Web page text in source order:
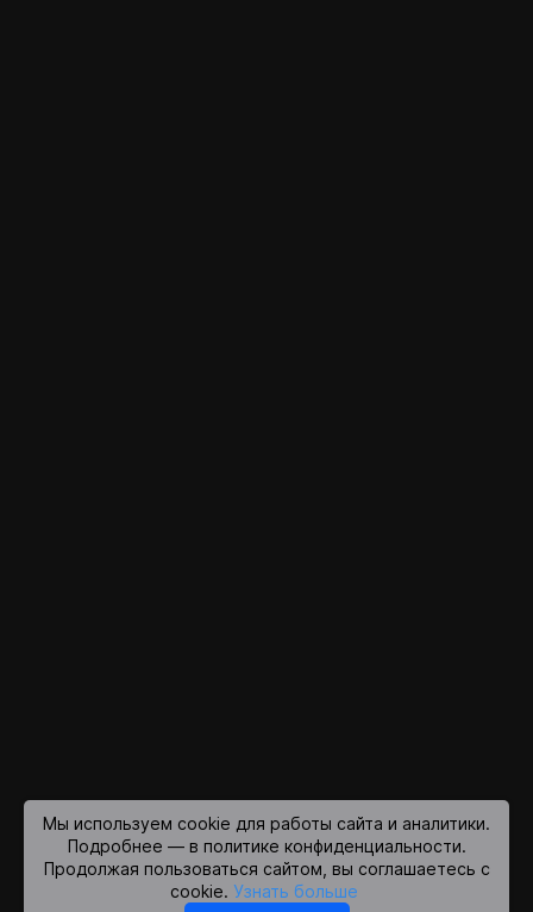
Мы используем cookie для работы сайта и аналитики.
Подробнее — в политике конфиденциальности.
Продолжая пользоваться сайтом, вы соглашаетесь с
cookie. Узнать больше